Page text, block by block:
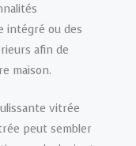
intégré ou des
afin de
maison.
vitrée
peut sembler